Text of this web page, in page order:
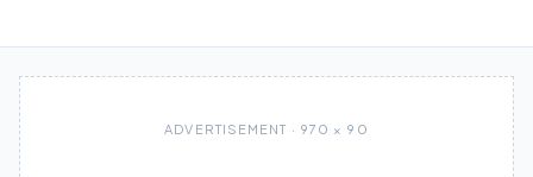
ADVERTISEMENT · 970 × 90